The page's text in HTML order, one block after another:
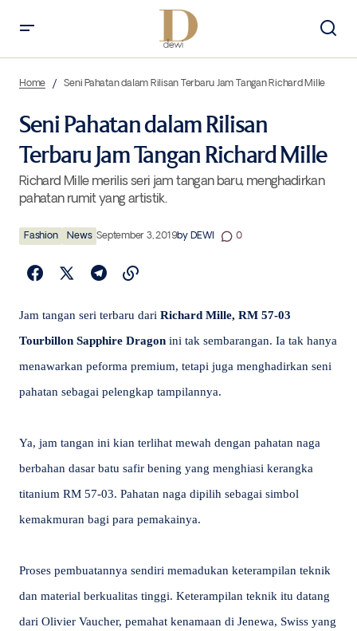
Home Seni Pahatan dalam Rilisan Terbaru Jam Tangan Richard Mille
Seni Pahatan dalam Rilisan
Terbaru Jam Tangan Richard Mille
Richard Mille merilis seri jam tangan baru, menghadirkan
pahatan rumit yang artistik.
Fashion News September 3, 2019by DEWI 0
Jam tangan seri terbaru dari Richard Mille, RM 57-03
Tourbillon Sapphire Dragon ini tak sembarangan. Ia tak hanya
menawarkan peforma premium, tetapi juga menghadirkan seni
pahatan sebagai pelengkap tampilannya.
Ya, jam tangan ini kian terlihat mewah dengan pahatan naga
berbahan dasar batu safir bening yang menghiasi kerangka
titanium RM 57-03. Pahatan naga dipilih sebagai simbol
kemakmuran bagi para pemakainya.
Proses pembuatannya sendiri memadukan keterampilan teknik
dan material berkualitas tinggi. Keterampilan teknik itu datang
dari Olivier Vaucher, pemahat kenamaan di Jenewa, Swiss yang